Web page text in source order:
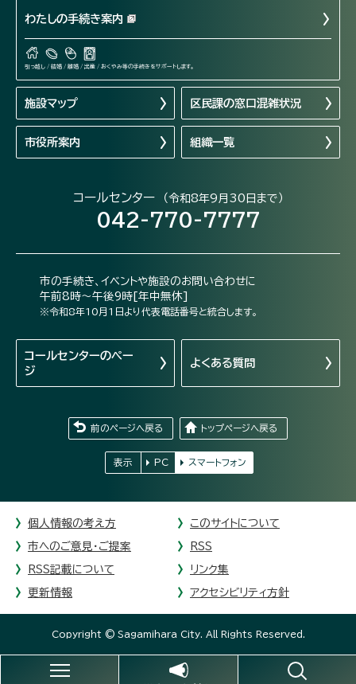
わたしの手続き案内
引っ越し / 結婚 / 離婚 / 出産 / おくやみ等の手続きをサポートします。
施設マップ 区民課の窓口混雑状況
市役所案内 組織一覧
コールセンター （令和8年9月30日まで）
042-770-7777
市の手続き、イベントや施設のお問い合わせに
午前8時～午後9時[年中無休]
※令和8年10月1日より代表電話番号と統合します。
コールセンターのペー
ジ
よくある質問
前のページへ戻る トップページへ戻る
表示 PC スマートフォン
個人情報の考え方 このサイトについて
市へのご意見・ご提案 RSS
RSS記載について リンク集
更新情報 アクセシビリティ方針
Copyright © Sagamihara City. All Rights Reserved.